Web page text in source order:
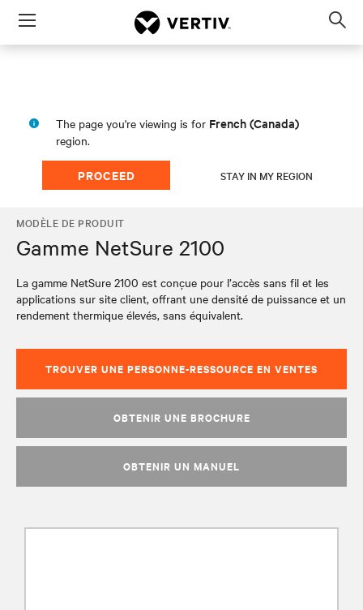
Menu
The page you're viewing is for French (Canada)
region.
PROCEED STAY IN MY REGION
MODÈLE DE PRODUIT
Gamme NetSure 2100
La gamme NetSure 2100 est conçue pour l’accès sans fil et les
applications sur site client, offrant une densité de puissance et un
rendement thermique élevés, sans équivalent.
TROUVER UNE PERSONNE-RESSOURCE EN VENTES
OBTENIR UNE BROCHURE
OBTENIR UN MANUEL